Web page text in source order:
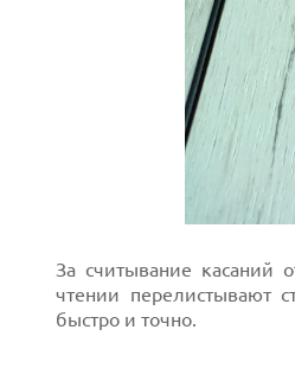
За считывание касаний
чтении перелистывают
быстро и точно.